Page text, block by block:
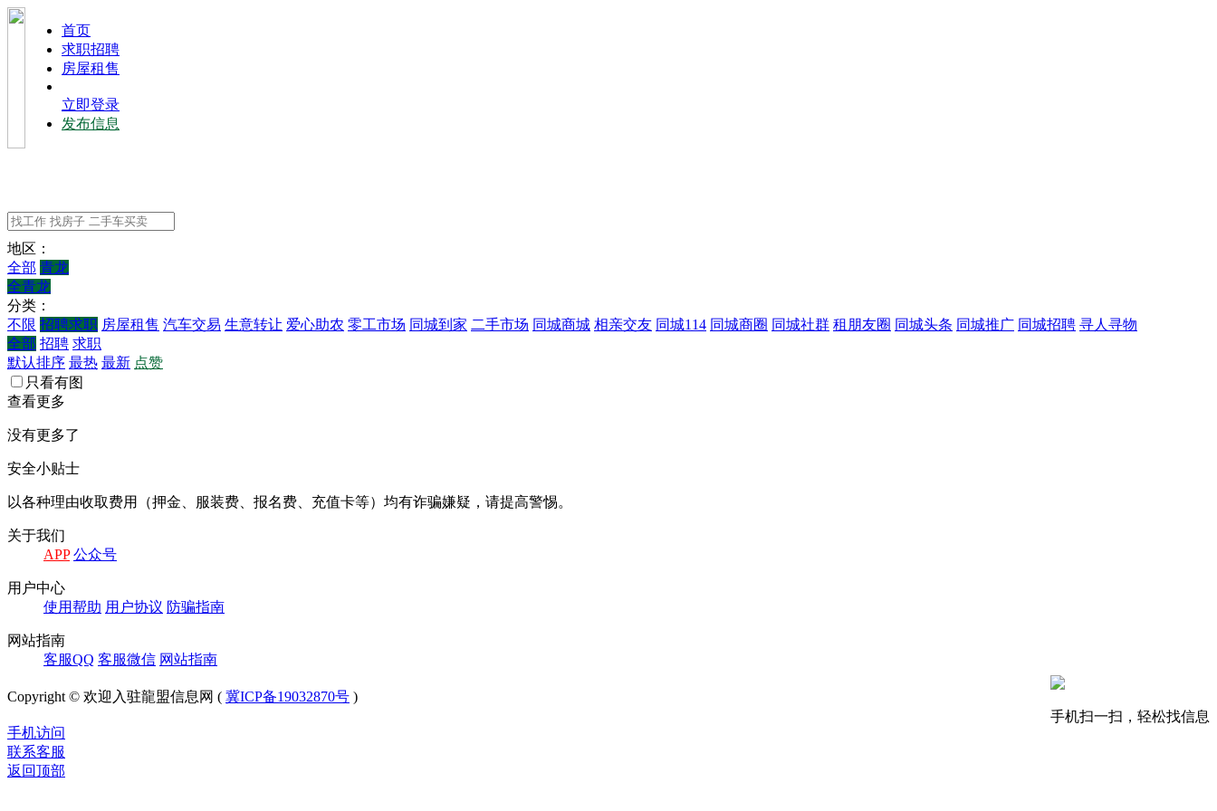
⾸⻚
求职招聘
房屋租售
立即登录
发布信息
地区：
全部 青龙
全青龙
分类：
不限 招聘求职 房屋租售 汽车交易 生意转让 爱心助农 零工市场 同城到家 二手市场 同城商城 相亲交友 同城114 同城商圈 同城社群 租朋友圈 同城头条 同城推广 同城招聘 寻人寻物
全部 招聘 求职
默认排序 最热 最新 点赞
只看有图
查看更多
没有更多了
安全小贴士
以各种理由收取费⽤（押⾦、服装费、报名费、充值卡等）均有诈骗嫌疑，请提⾼警惕。
关于我们
APP 公众号
⽤户中⼼
使⽤帮助 ⽤户协议 防骗指南
⽹站指南
客服QQ 客服微信 ⽹站指南
手机扫一扫，轻松找信息
Copyright © 欢迎入驻龍盟信息网 ( 冀ICP备19032870号 )
手机访问
联系客服
返回顶部